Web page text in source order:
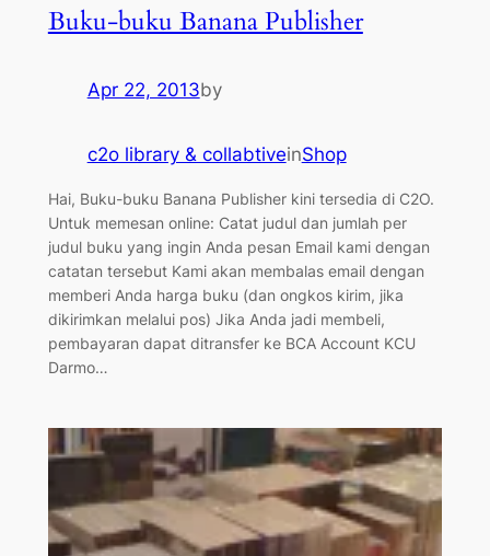
Buku-buku Banana Publisher
Apr 22, 2013by
c2o library & collabtiveinShop
Hai, Buku-buku Banana Publisher kini tersedia di C2O.
Untuk memesan online: Catat judul dan jumlah per
judul buku yang ingin Anda pesan Email kami dengan
catatan tersebut Kami akan membalas email dengan
memberi Anda harga buku (dan ongkos kirim, jika
dikirimkan melalui pos) Jika Anda jadi membeli,
pembayaran dapat ditransfer ke BCA Account KCU
Darmo…